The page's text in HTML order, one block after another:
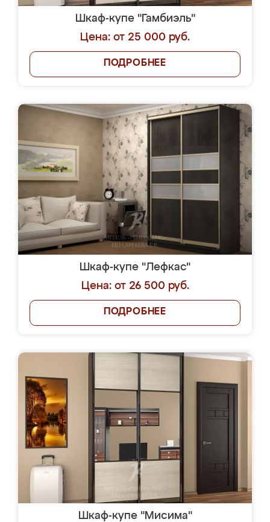
Шкаф-купе "Гамбиэль"
Цена: от 25 000 руб.
ПОДРОБНЕЕ
Шкаф-купе "Лефкас"
Цена: от 26 500 руб.
ПОДРОБНЕЕ
Шкаф-купе "Мисима"